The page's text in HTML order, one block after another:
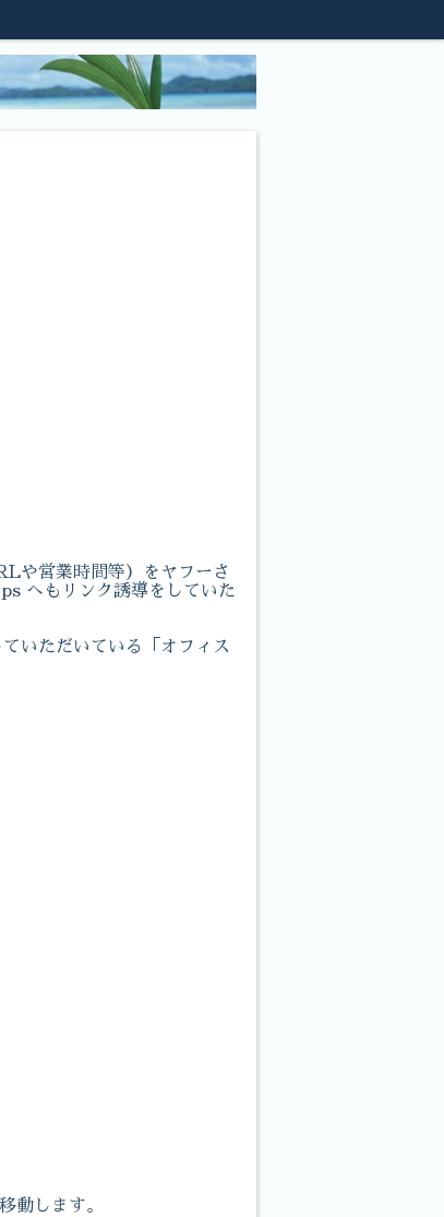
や営業時間等）をヤフーさ
へもリンク誘導をしていた
いただいている「オフィス
動します。